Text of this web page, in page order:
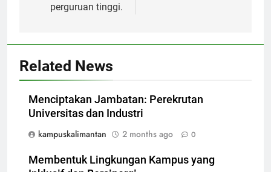
perguruan tinggi.
Related News
Menciptakan Jambatan: Perekrutan
Universitas dan Industri
kampuskalimantan
2 months ago 0
Membentuk Lingkungan Kampus yang